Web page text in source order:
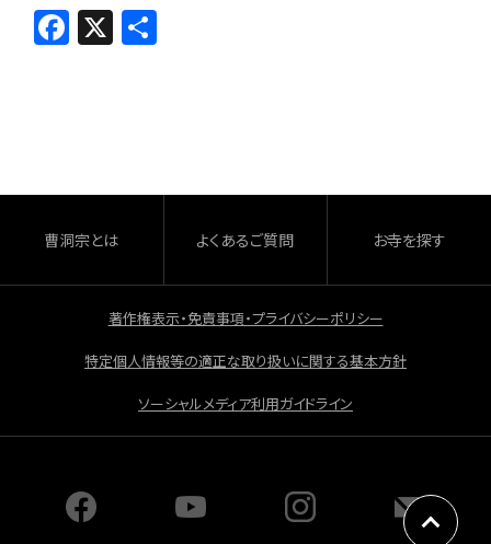
F
a
o
o
k
X 共
曹洞宗とは よくあるご質問 お寺を探す
著作権表示・免責事項・プライバシーポリシー
特定個人情報等の適正な取り扱いに関する基本方針
ソーシャルメディア利用ガイドライン